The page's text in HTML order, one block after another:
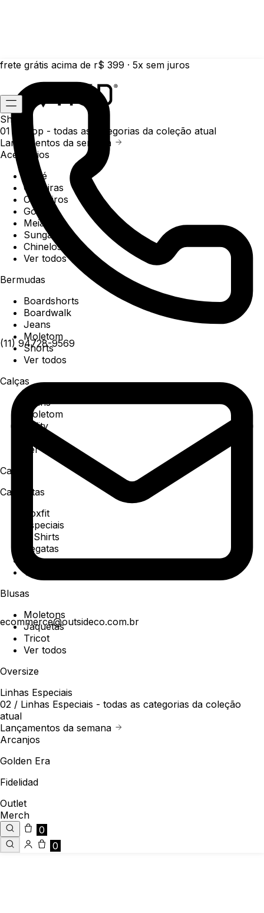
frete grátis acima de r$ 399 · 5x sem juros
(11) 94728-9569
ecommerce@outsideco.com.br
Shop
01 /
Shop - todas as categorias da coleção atual
Lançamentos da semana
Acessórios
Boné
Carteiras
Chaveiros
Gorros
Meias
Sunga
Chinelos
Ver todos
Bermudas
Boardshorts
Boardwalk
Jeans
Moletom
Shorts
Ver todos
Calças
Jeans
Moletom
Utility
Ver todos
Camisa
Camisetas
Boxfit
Especiais
T-Shirts
Regatas
Polo
Ver todos
Blusas
Moletons
Jaquetas
Tricot
Ver todos
Oversize
Linhas Especiais
02 / Linhas Especiais - todas as categorias da coleção
atual
Lançamentos da semana
Arcanjos
Golden Era
Fidelidad
Outlet
Merch
0
0